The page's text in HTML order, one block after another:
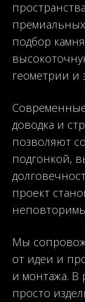
подбор
геометрии и
доводка и
позволяют
подгонкой,
проект
Мы
от идеи и
и монтажа. В
просто